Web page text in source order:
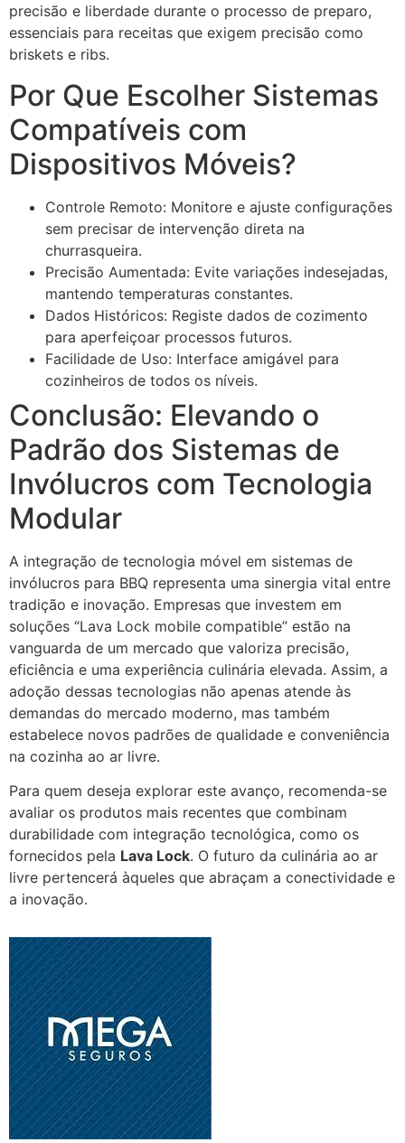
precisão e liberdade durante o processo de preparo,
essenciais para receitas que exigem precisão como
briskets e ribs.
Por Que Escolher Sistemas
Compatíveis com
Dispositivos Móveis?
Controle Remoto: Monitore e ajuste configurações
sem precisar de intervenção direta na
churrasqueira.
Precisão Aumentada: Evite variações indesejadas,
mantendo temperaturas constantes.
Dados Históricos: Registe dados de cozimento
para aperfeiçoar processos futuros.
Facilidade de Uso: Interface amigável para
cozinheiros de todos os níveis.
Conclusão: Elevando o
Padrão dos Sistemas de
Invólucros com Tecnologia
Modular
A integração de tecnologia móvel em sistemas de
invólucros para BBQ representa uma sinergia vital entre
tradição e inovação. Empresas que investem em
soluções “Lava Lock mobile compatible” estão na
vanguarda de um mercado que valoriza precisão,
eficiência e uma experiência culinária elevada. Assim, a
adoção dessas tecnologias não apenas atende às
demandas do mercado moderno, mas também
estabelece novos padrões de qualidade e conveniência
na cozinha ao ar livre.
Para quem deseja explorar este avanço, recomenda-se
avaliar os produtos mais recentes que combinam
durabilidade com integração tecnológica, como os
fornecidos pela Lava Lock. O futuro da culinária ao ar
livre pertencerá àqueles que abraçam a conectividade e
a inovação.